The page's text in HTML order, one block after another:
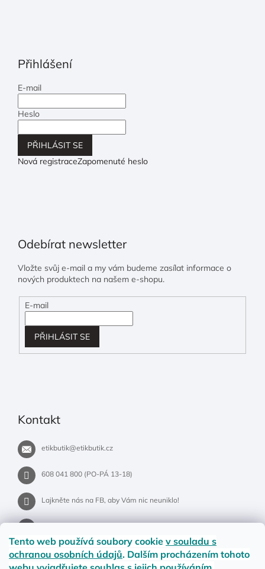
Tento web používá soubory cookie v souladu s
ochranou osobních údajů. Dalším procházením tohoto
Přihlášení
E-mail
Heslo
PŘIHLÁSIT SE
Nová registraceZapomenuté heslo
Odebírat newsletter
Vložte svůj e-mail a my vám budeme zasílat informace o
nových produktech na našem e-shopu.
E-mail
PŘIHLÁSIT SE
Kontakt
etikbutik@etikbutik.cz
608 041 800 (PO-PÁ 13-18)
Lajkněte nás na FB, aby Vám nic neuniklo!